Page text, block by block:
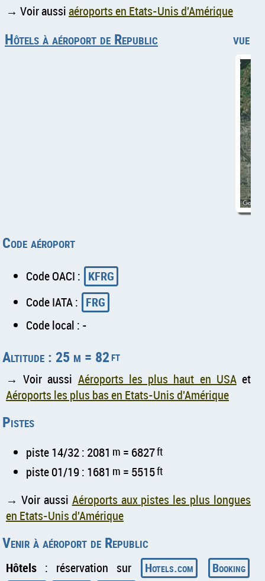
→ Voir aussiaéroports en Etats-Unis d'Amérique
Hôtels à aéroport de Republic vue
Code aéroport
Code OACI : KFRG
Code IATA : FRG
Code local : -
Altitude : 25 m = 82ft
→ Voir aussi Aéroports les plus haut en USAet
Aéroports les plus bas en Etats-Unis d'Amérique
Pistes
piste 14/32 : 2081 m = 6827ft
piste 01/19 : 1681 m = 5515ft
→ Voir aussi Aéroports aux pistes les plus longues
en Etats-Unis d'Amérique
Venir à aéroport de Republic
Hôtels : réservation sur Hotels.com
Booking